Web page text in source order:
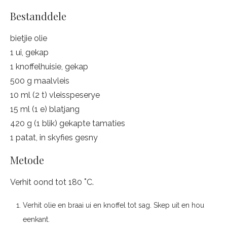
Bestanddele
bietjie olie
1 ui, gekap
1 knoffelhuisie, gekap
500 g maalvleis
10 ml (2 t) vleisspeserye
15 ml (1 e) blatjang
420 g (1 blik) gekapte tamaties
1 patat, in skyfies gesny
Metode
Verhit oond tot 180 ˚C.
Verhit olie en braai ui en knoffel tot sag. Skep uit en hou
eenkant.